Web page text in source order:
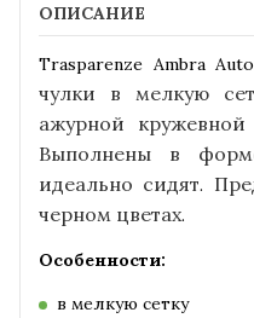
ОПИСАНИЕ
Trasparenze Ambra
чулки
в мелкую
ажурной
кружевной
Выполнены в
идеально сидят.
черном цветах.
Особенности:
в мелкую сетку